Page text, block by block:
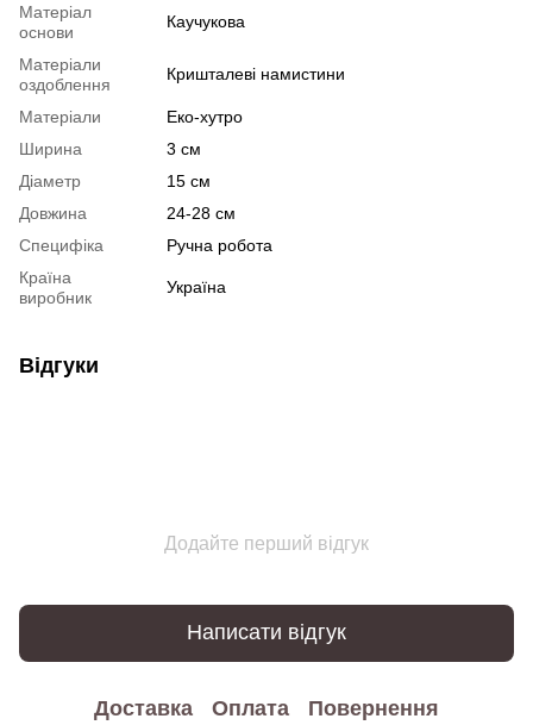
Матеріал
основи
Каучукова
Матеріали
оздоблення
Кришталеві намистини
Матеріали
Еко-хутро
Ширина
3 см
Діаметр
15 см
Довжина
24-28 см
Специфіка
Ручна робота
Країна
виробник
Україна
Відгуки
Додайте перший відгук
Написати відгук
Доставка Оплата Повернення